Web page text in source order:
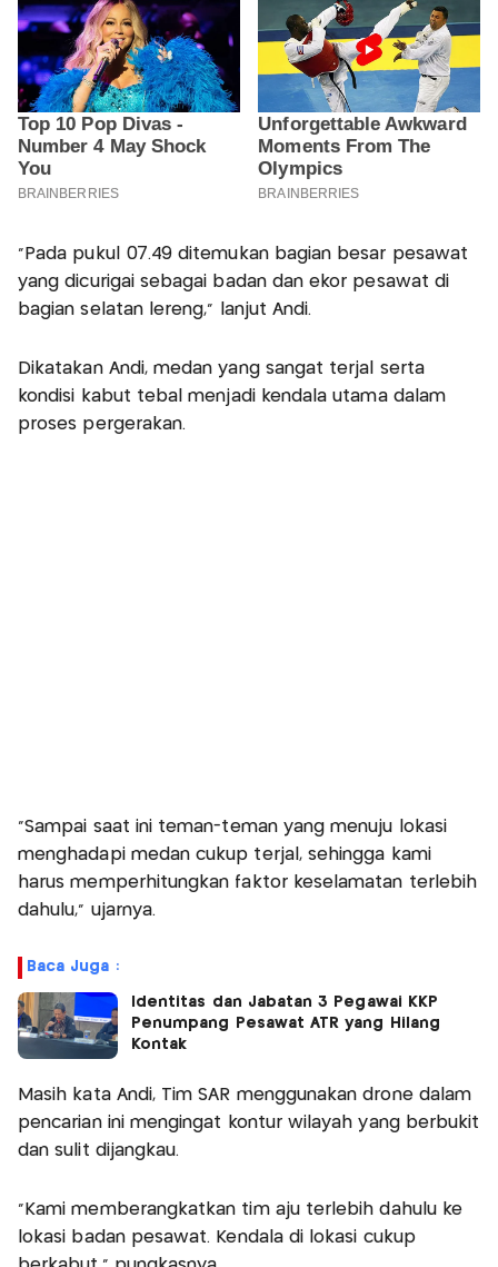
“Pada pukul 07.49 ditemukan bagian besar pesawat
yang dicurigai sebagai badan dan ekor pesawat di
bagian selatan lereng,” lanjut Andi.
Dikatakan Andi, medan yang sangat terjal serta
kondisi kabut tebal menjadi kendala utama dalam
proses pergerakan.
“Sampai saat ini teman-teman yang menuju lokasi
menghadapi medan cukup terjal, sehingga kami
harus memperhitungkan faktor keselamatan terlebih
dahulu,” ujarnya.
Baca Juga :
Identitas dan Jabatan 3 Pegawai KKP
Penumpang Pesawat ATR yang Hilang
Kontak
Masih kata Andi, Tim SAR menggunakan drone dalam
pencarian ini mengingat kontur wilayah yang berbukit
dan sulit dijangkau.
“Kami memberangkatkan tim aju terlebih dahulu ke
lokasi badan pesawat. Kendala di lokasi cukup